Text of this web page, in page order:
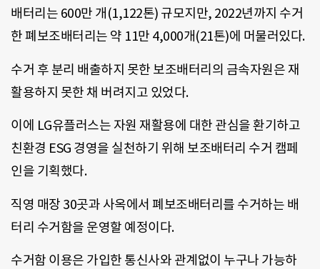
배터리는 600만 개(1,122톤) 규모지만, 2022년까지 수거
한 폐보조배터리는 약 11만 4,000개(21톤)에 머물러있다.
수거 후 분리 배출하지 못한 보조배터리의 금속자원은 재
활용하지 못한 채 버려지고 있었다.
이에 LG유플러스는 자원 재활용에 대한 관심을 환기하고
친환경 ESG 경영을 실천하기 위해 보조배터리 수거 캠페
인을 기획했다.
직영 매장 30곳과 사옥에서 폐보조배터리를 수거하는 배
터리 수거함을 운영할 예정이다.
수거함 이용은 가입한 통신사와 관계없이 누구나 가능하